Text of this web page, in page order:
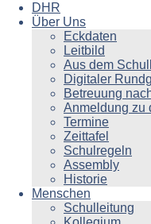
DHR
Über Uns
Eckdaten
Leitbild
Aus dem
Digitaler
Betreuung
Anmeldung zu
Termine
Zeittafel
Schulregeln
Assembly
Historie
Menschen
Schulleitung